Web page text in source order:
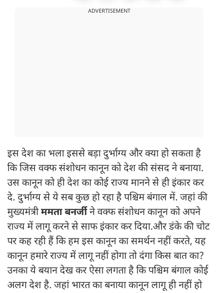
ADVERTISEMENT
इस देश का भला इससे बड़ा दुर्भाग्य और क्या हो सकता है
कि जिस वक्फ संशोधन कानून को देश की संसद ने बनाया.
उस कानून को ही देश का कोई राज्य मानने से ही इंकार कर
दे. दुर्भाग्य से ये सब कुछ हो रहा है पश्चिम बंगाल में. जहां की
मुख्यमंत्रीममता बनर्जीने वक्फ संशोधन कानून को अपने
राज्य में लागू करने से साफ इंकार कर दिया.और डंके की चोट
पर कह रही हैं कि हम इस कानून का समर्थन नहीं करते, यह
कानून हमारे राज्य में लागू नहीं होगा तो दंगा किस बात का?
उनका ये बयान देख कर ऐसा लगता है कि पश्चिम बंगाल कोई
अलग देश है. जहां भारत का बनाया कानून लागू ही नहीं हो